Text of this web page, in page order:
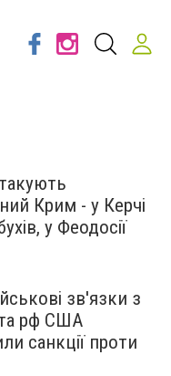
Крим - у Керчі
у Феодосії
зв'язки з
рф США
санкції проти